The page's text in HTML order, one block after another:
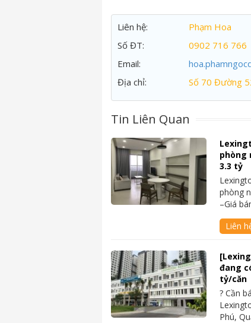
Liên hệ:
Phạm Hoa
Số ĐT:
0902 716 766
Email:
Địa chỉ:
Số 70 Đường
Tin Liên Quan
phòng
3.3 tỷ
phòng
–Giá
Liên
đang
tỷ/căn
? Cần
Phú,